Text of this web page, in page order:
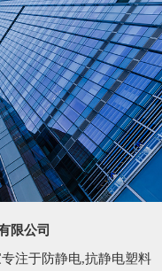
限公司
注于防静电,抗静电塑料